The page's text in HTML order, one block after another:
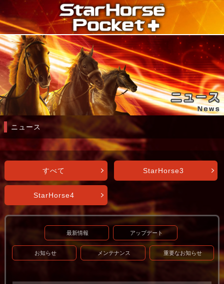
ニュース
すべて StarHorse3
StarHorse4
最新情報 アップデート
お知らせ メンテナンス 重要なお知らせ